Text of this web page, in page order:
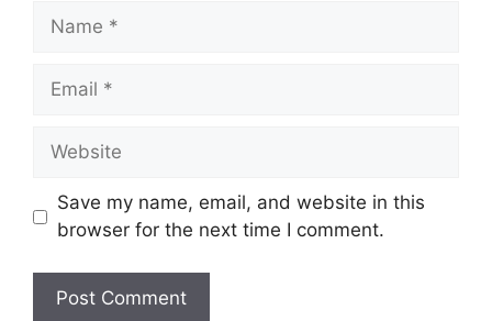
Name
Email
Website
Save my name, email, and website in this
browser for the next time I comment.